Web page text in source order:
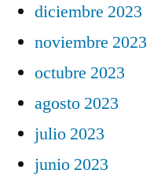
diciembre 2023
noviembre 2023
octubre 2023
agosto 2023
julio 2023
junio 2023